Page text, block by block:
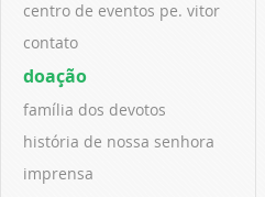
centro de eventos pe. vitor
contato
doação
família dos devotos
história de nossa senhora
imprensa